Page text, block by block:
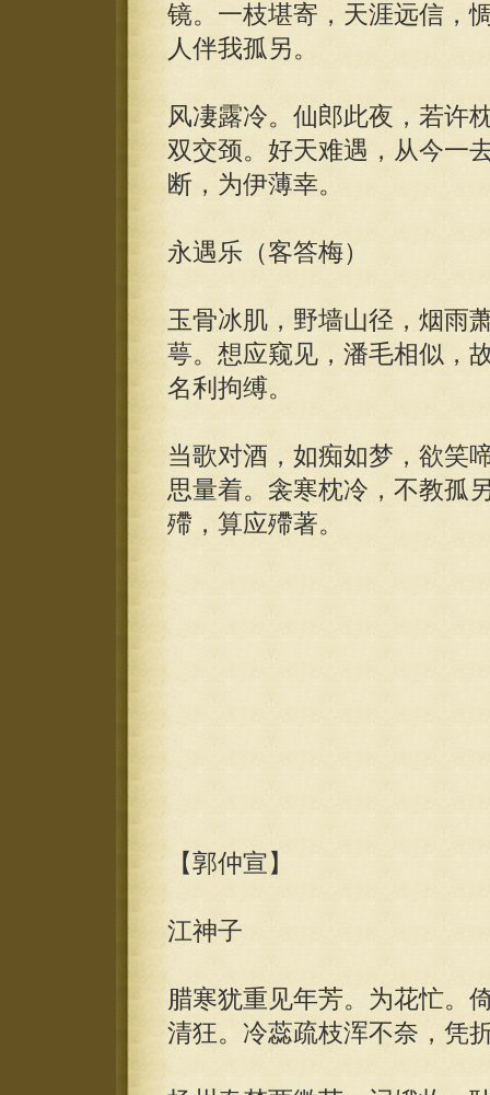
镜。一枝堪寄，天涯远信，
人伴我孤另。
风凄露冷。仙郎此夜，若许
双交颈。好天难遇，从今一
断，为伊薄幸。
永遇乐（客答梅）
玉骨冰肌，野墙山径，烟雨
萼。想应窥见，潘毛相似，
名利拘缚。
当歌对酒，如痴如梦，欲笑
思量着。衾寒枕冷，不教孤
殢，算应殢著。
【郭仲宣】
江神子
腊寒犹重见年芳。为花忙。
清狂。冷蕊疏枝浑不奈，凭